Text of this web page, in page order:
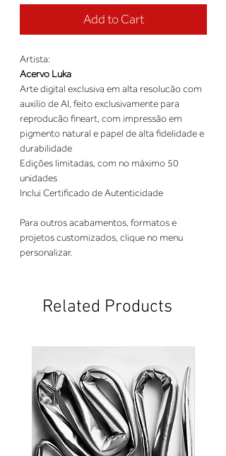
Add to Cart
Artista:
Acervo Luka
Arte digital exclusiva em alta resolucão com
auxilio de AI, feito exclusivamente para
reproducão fineart, com impressão em
pigmento natural e papel de alta fidelidade e
durabilidade
Edições limitadas, com no máximo 50
unidades
Inclui Certificado de Autenticidade
Para outros acabamentos, formatos e
projetos customizados, clique no menu
personalizar.
Related Products